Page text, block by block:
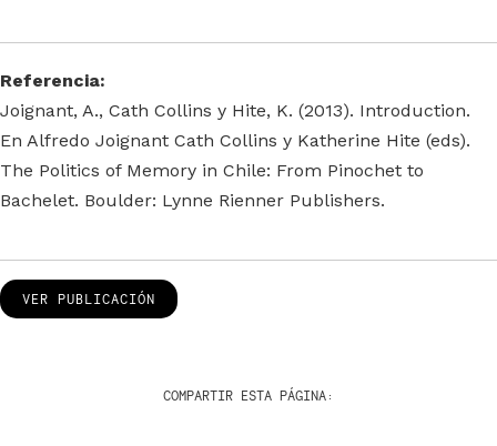
Referencia:
Joignant, A., Cath Collins y Hite, K. (2013). Introduction.
En Alfredo Joignant Cath Collins y Katherine Hite (eds).
The Politics of Memory in Chile: From Pinochet to
Bachelet. Boulder: Lynne Rienner Publishers.
VER PUBLICACIÓN
COMPARTIR ESTA PÁGINA: